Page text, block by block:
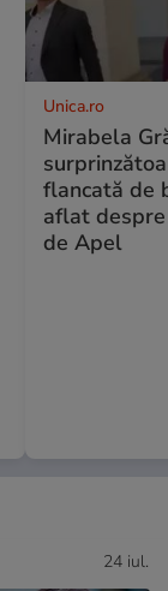
Unica.ro
Mirabela
flancată de
aflat
de Apel
24 iul.